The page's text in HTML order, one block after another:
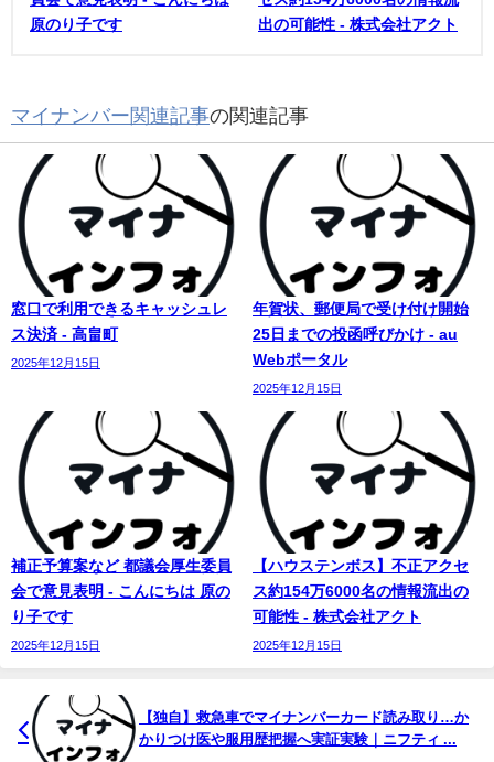
原のり子です
出の可能性 - 株式会社アクト
マイナンバー関連記事の関連記事
窓口で利用できるキャッシュレ
ス決済 - 高畠町
2025年12月15日
年賀状、郵便局で受け付け開始
25日までの投函呼びかけ - au
Webポータル
2025年12月15日
補正予算案など 都議会厚生委員
会で意見表明 - こんにちは 原の
り子です
2025年12月15日
【ハウステンボス】不正アクセ
ス約154万6000名の情報流出の
可能性 - 株式会社アクト
2025年12月15日
【独自】救急車でマイナンバーカード読み取り…か
かりつけ医や服用歴把握へ実証実験｜ニフティ ...